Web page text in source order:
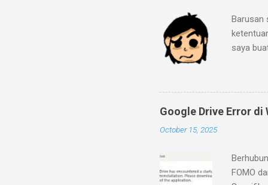
ini
eMMC
Barusan
saya
sebagai
Strip-IT?
Kamu
Legends
yang
Google Drive Error di
October 15, 2025
FOMO